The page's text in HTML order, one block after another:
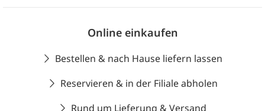
Online einkaufen
Bestellen & nach Hause liefern lassen
Reservieren & in der Filiale abholen
Rund um Lieferung & Versand